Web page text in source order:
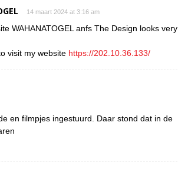
14 maart 2024 at 3:16 am
WAHANATOGEL anfs The Design looks very
visit my website https://202.10.36.133/
en filmpjes ingestuurd. Daar stond dat in de